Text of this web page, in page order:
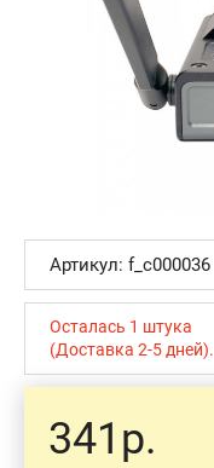
Артикул: f_c000036
Осталась 1 штука
(Доставка 2-5 дней).
341р.